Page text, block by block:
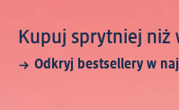
Kupuj sprytniej niż
Odkryj bestsellery w